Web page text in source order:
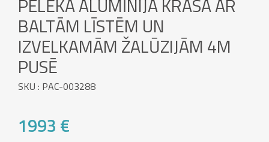
BALTĀM LĪSTĒM UN
IZVELKAMĀM ŽALŪZIJĀM 4M
PUSĒ
SKU : PAC-003288
1993 €